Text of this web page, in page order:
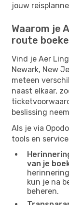
jouw
Waarom je
route
Vind je Aer
Newark, New
meteen
naast elkaar,
beslissing
Als je via
tools en
van je
kun je na
beheren.